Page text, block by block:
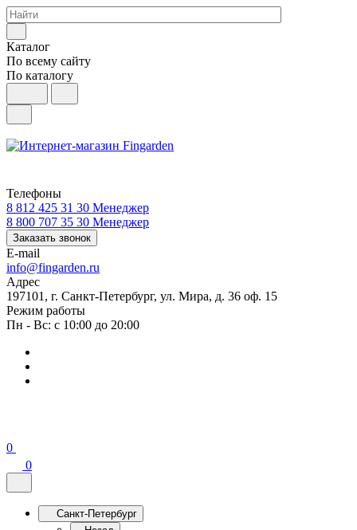
Каталог
По всему сайту
По каталогу
Телефоны
8 812 425 31 30 Менеджер
8 800 707 35 30 Менеджер
Заказать звонок
E-mail
info@fingarden.ru
Адрес
197101, г. Санкт-Петербург, ул. Мира, д. 36 оф. 15
Режим работы
Пн - Вс: с 10:00 до 20:00
0
0
Санкт-Петербург